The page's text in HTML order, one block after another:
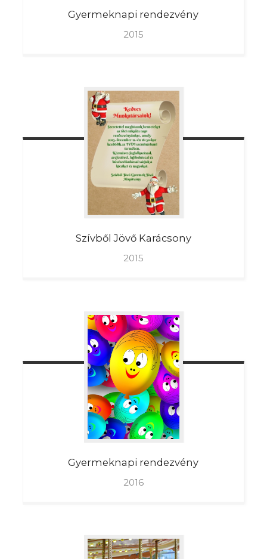
Gyermeknapi rendezvény
2015
Szívből Jövő Karácsony
2015
Gyermeknapi rendezvény
2016